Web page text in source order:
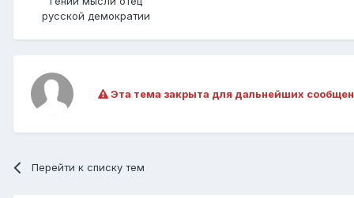
русской демократии
Эта тема закрыта для дальнейших
Перейти к списку тем